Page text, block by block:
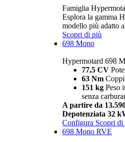
Famiglia
Esplora la gamma
modello più adatto
Scopri di più
698 Mono
Hypermotard 698
77,5 CV
63 Nm
151 kg Peso
senza
A partire da
Depotenziata 32
Configura Scopri di
698 Mono RVE